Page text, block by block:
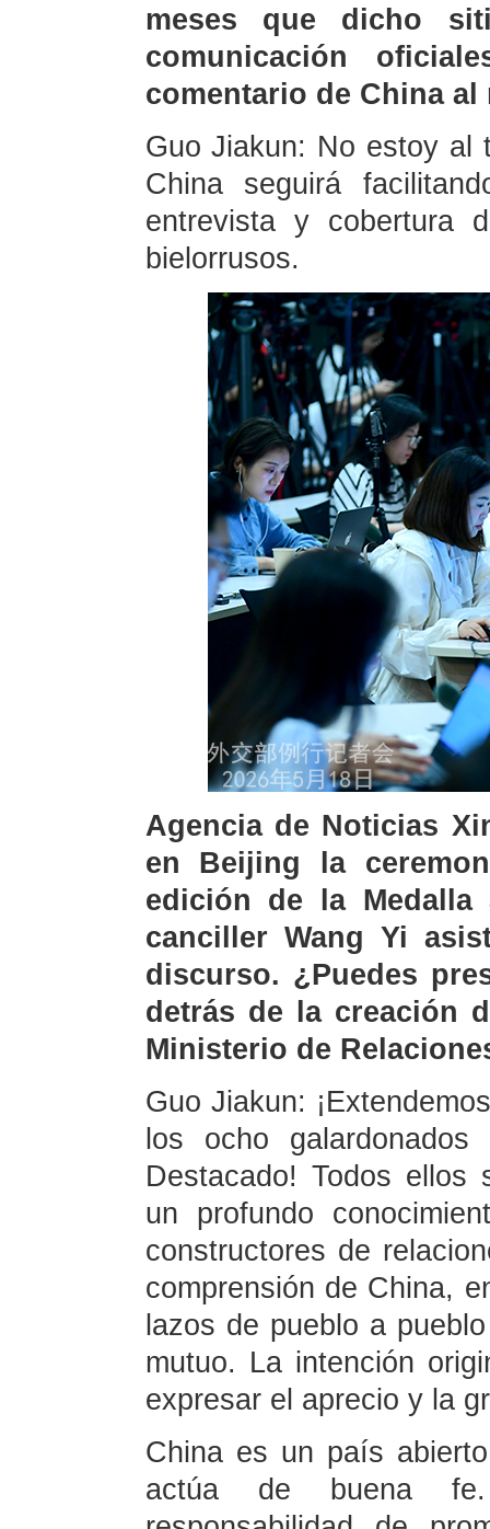
meses que dicho
comunicación
comentario de China al
Guo Jiakun: No estoy al
China seguirá
entrevista y cobertura
bielorrusos.
Agencia de Noticias
en Beijing la
edición de la Medalla
canciller Wang Yi
discurso. ¿Puedes
detrás de la creación
Ministerio de
Guo Jiakun:
los ocho
Destacado! Todos ellos
un profundo
constructores de
comprensión de China,
lazos de pueblo a
mutuo. La intención
expresar el aprecio y la
China es un país
actúa de buena